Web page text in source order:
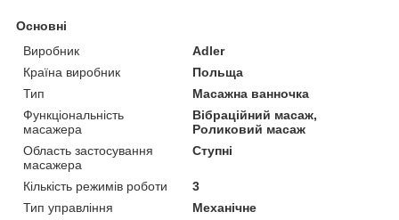
Основні
Виробник
Adler
Країна виробник
Польща
Тип
Масажна ванночка
Функціональність
масажера
Вібраційний масаж,
Роликовий масаж
Область застосування
масажера
Ступні
Кількість режимів роботи
3
Тип управління
Механічне